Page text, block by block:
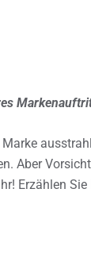
Aber
Erzählen